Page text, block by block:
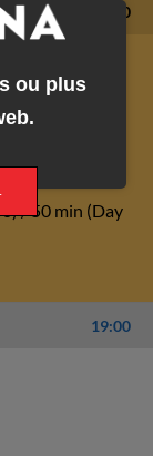
15:30
1C
/ 50 min (Day
19:00
ou plus